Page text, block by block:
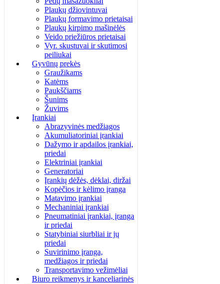
Plaukų džiovintuvai
Plaukų formavimo prietaisai
Plaukų kirpimo mašinėlės
Veido priežiūros prietaisai
Vyr. skustuvai ir skutimosi
peiliukai
Gyvūnų prekės
Graužikams
Katėms
Paukščiams
Šunims
Žuvims
Įrankiai
Abrazyvinės medžiagos
Akumuliatoriniai įrankiai
Dažymo ir apdailos įrankiai,
priedai
Elektriniai įrankiai
Generatoriai
Įrankių dėžės, dėklai, diržai
Kopėčios ir kėlimo įranga
Matavimo įrankiai
Mechaniniai įrankiai
Pneumatiniai įrankiai, įranga
ir priedai
Statybiniai siurbliai ir jų
priedai
Suvirinimo įranga,
medžiagos ir priedai
Transportavimo vežimėliai
Biuro reikmenys ir kanceliarinės